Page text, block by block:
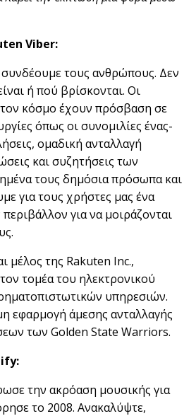
Viber:
συνδέουμε τους ανθρώπους. Δεν
ή πού βρίσκονται. Οι
κόσμο έχουν πρόσβαση σε
όπως οι συνομιλίες ένας-
ομαδική ανταλλαγή
και συζητήσεις των
τους δημόσια πρόσωπα και
για τους χρήστες μας ένα
για να μοιράζονται
μέλος της Rakuten Inc.,
τομέα του ηλεκτρονικού
υπηρεσιών.
εφαρμογή άμεσης ανταλλαγής
των Golden State Warriors.
την ακρόαση μουσικής για
το 2008. Ανακαλύψτε,